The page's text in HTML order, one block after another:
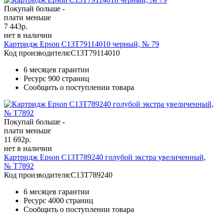
Покупай больше -
плати меньше
7 443р.
нет в наличии
Картридж Epson C13T79114010 черный, № 79
Код производителя:C13T79114010
6 месяцев гарантии
Ресурс 900 страниц
Сообщить о поступлении товара
Покупай больше -
плати меньше
11 692р.
нет в наличии
Картридж Epson C13T789240 голубой экстра увеличенный,
№ T7892
Код производителя:C13T789240
6 месяцев гарантии
Ресурс 4000 страниц
Сообщить о поступлении товара